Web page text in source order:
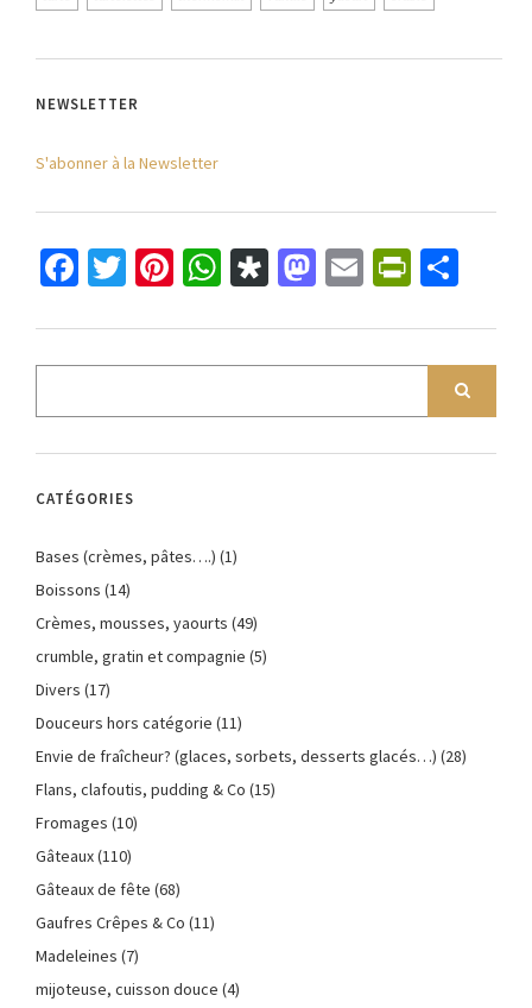
NEWSLETTER
S'abonner à la Newsletter
Facebook
Twitter
Pinterest
WhatsApp
Diaspora
Mastodon
Email
CATÉGORIES
Bases (crèmes, pâtes….) (1)
Boissons (14)
Crèmes, mousses, yaourts (49)
crumble, gratin et compagnie (5)
Divers (17)
Douceurs hors catégorie (11)
Envie de fraîcheur? (glaces, sorbets, desserts glacés…) (28)
Flans, clafoutis, pudding & Co (15)
Fromages (10)
Gâteaux(110)
Gâteaux de fête (68)
Gaufres Crêpes & Co (11)
Madeleines (7)
mijoteuse, cuisson douce (4)